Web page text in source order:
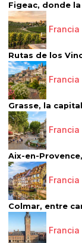
Figeac, donde
Francia
Rutas de los
Francia
Grasse, la
Francia
Aix-en-
Francia
Colmar, entre
Francia